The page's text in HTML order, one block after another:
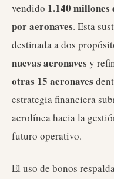
vendido 1.140 millones
por aeronaves. Esta
destinada a dos
nuevas aeronaves y
otras 15 aeronaves
estrategia financiera
aerolínea hacia la
futuro operativo.
El uso de bonos